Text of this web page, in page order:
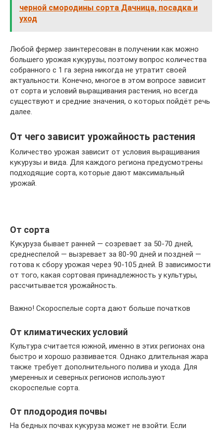
черной смородины сорта Дачница, посадка и
уход
Любой фермер заинтересован в получении как можно
большего урожая кукурузы, поэтому вопрос количества
собранного с 1 га зерна никогда не утратит своей
актуальности. Конечно, многое в этом вопросе зависит
от сорта и условий выращивания растения, но всегда
существуют и средние значения, о которых пойдёт речь
далее.
От чего зависит урожайность растения
Количество урожая зависит от условия выращивания
кукурузы и вида. Для каждого региона предусмотрены
подходящие сорта, которые дают максимальный
урожай.
От сорта
Кукуруза бывает ранней — созревает за 50-70 дней,
среднеспелой — вызревает за 80-90 дней и поздней —
готова к сбору урожая через 90-105 дней. В зависимости
от того, какая сортовая принадлежность у культуры,
рассчитывается урожайность.
Важно! Скороспелые сорта дают больше початков
От климатических условий
Культура считается южной, именно в этих регионах она
быстро и хорошо развивается. Однако длительная жара
также требует дополнительного полива и ухода. Для
умеренных и северных регионов используют
скороспелые сорта.
От плодородия почвы
На бедных почвах кукуруза может не взойти. Если